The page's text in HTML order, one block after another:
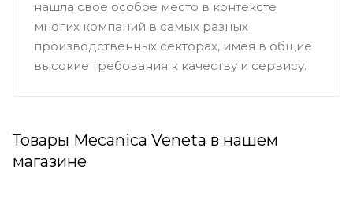
нашла свое особое место в контексте
многих компаний в самых разных
производственных секторах, имея в общие
высокие требования к качеству и сервису.
Товары Mecanica Veneta в нашем
магазине